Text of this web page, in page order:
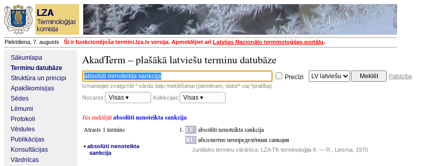
Piektdiena, 7. augusts Šī ir funkcionējoša termini.lza.lv versija. Apmeklējiet arīLatvijas Nacionālo terminoloģijas portālu.
Sākumlapa
Terminu datubāze
Struktūra un principi
Apakškomisijas
Sēdes
Lēmumi
Protokoli
Vēstules
Publikācijas
Konsultācijas
Vārdnīcas
AkadTerm – plašākā latviešu terminu datubāze
Precīzi
Palīdzība
Izmantojiet zvaigznīti * vārda daļu meklēšanai (piemēram, dator* vai *pratība)
Nozares:
Visas ▾ Kolekcijas: Visas ▾
Jūs meklējātabsolūti nenoteikta sankcija
Atrasts 1 termins
▪ absolūti nenoteikta
sankcija
LV absolūti nenoteikta sankcija
RU абсолютно неопределённая санкция
Juridisko terminu vārdnīca. LZA TK terminoloģija 8. — R., Liesma, 1970